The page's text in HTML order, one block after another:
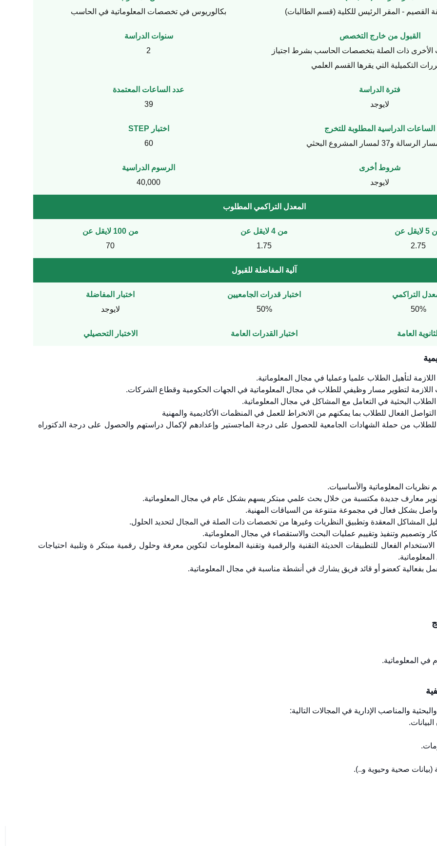
القصيم - المقر الرئيس للكلية (قسم الطالبات)
بكالوريوس في تخصصات المعلوماتية في الحاسب
القبول من خارج التخصص
ذات الصلة بتخصصات الحاسب بشرط اجتياز
التكميلية التي يقرها القسم العلمي
سنوات الدراسة
2
فترة الدراسة
لايوجد
عدد الساعات المعتمدة
39
الساعات الدراسية المطلوبة للتخرج
اختبار STEP
60
شروط أخرى
لايوجد
الرسوم الدراسية
40,000
المعدل التراكمي المطلوب
عن
2.75
من 4 لايقل عن
1.75
من 100 لايقل عن
70
آلية المفاضلة للقبول
التراكمي
50%
اختبار قدرات الجامعيين
50%
اختبار المفاضلة
لايوجد
الثانوية العامة اختبار القدرات العامة الاختبار التحصيلي
للطلاب من حملة الشهادات الجامعية للحصول على درجة الماجستير وإعدادهم لإكمال دراستهم والحصول على درجة الدكتوراه
الفعال للتطبيقات الحديثة التقنية والرقمية وتقنية المعلومات لتكوين معرفة وحلول رقمية مبتكر ة وتلبية احتياجات
والمناصب الإدارية في المجالات التالية: